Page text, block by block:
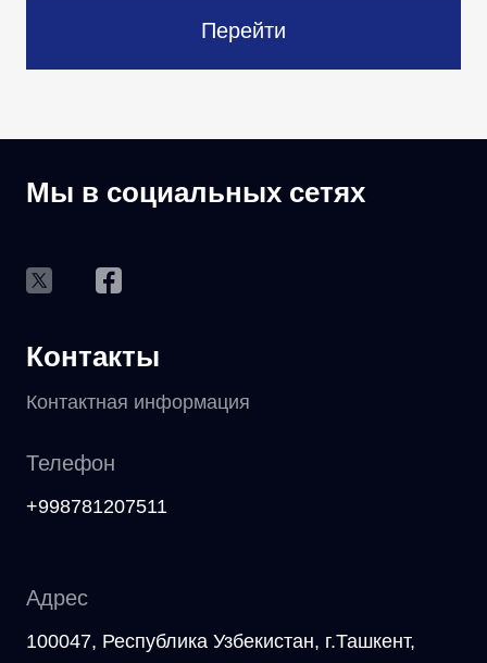
Перейти
Мы в социальных сетях
Контакты
Контактная информация
Телефон
+998781207511
Адрес
100047, Республика Узбекистан, г.Ташкент,